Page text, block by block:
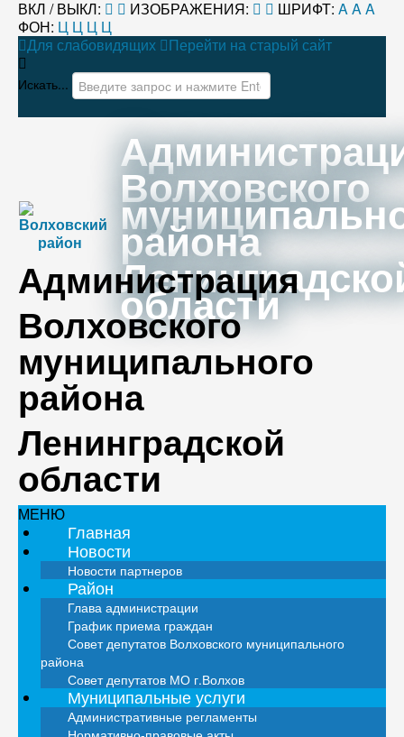
ВКЛ / ВЫКЛ: ИЗОБРАЖЕНИЯ: ШРИФТ: AAA
ФОН: Ц Ц Ц Ц
Для слабовидящих
Перейти на старый сайт
Искать...
Волховского
района
области
Администрация
Волховского
муниципального
района
Ленинградской
области
МЕНЮ
Главная
Новости
Новости партнеров
Район
Глава администрации
График приема граждан
Совет депутатов Волховского муниципального
района
Совет депутатов МО г.Волхов
Муниципальные услуги
Административные регламенты